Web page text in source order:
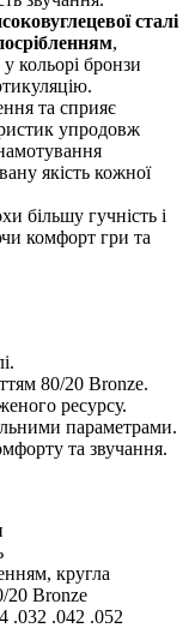
сталі
,
кольорі бронзи
та сприяє
упродовж
якість кожної
більшу гучність і
комфорт гри та
80/20 Bronze.
ресурсу.
параметрами.
та звучання.
кругла
20 Bronze
.032 .042 .052